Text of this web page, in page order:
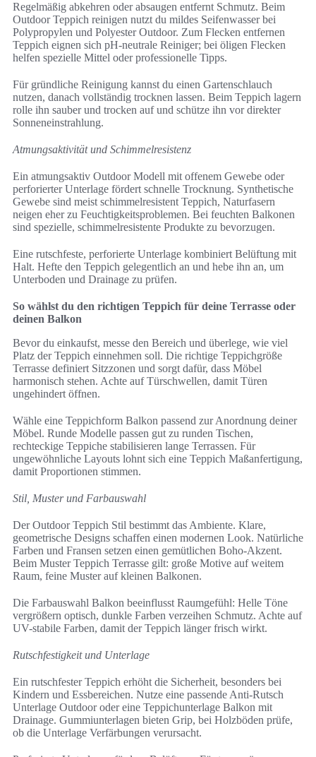
Regelmäßig abkehren oder absaugen entfernt Schmutz. Beim
Outdoor Teppich reinigen nutzt du mildes Seifenwasser bei
Polypropylen und Polyester Outdoor. Zum Flecken entfernen
Teppich eignen sich pH-neutrale Reiniger; bei öligen Flecken
helfen spezielle Mittel oder professionelle Tipps.
Für gründliche Reinigung kannst du einen Gartenschlauch
nutzen, danach vollständig trocknen lassen. Beim Teppich lagern
rolle ihn sauber und trocken auf und schütze ihn vor direkter
Sonneneinstrahlung.
Atmungsaktivität und Schimmelresistenz
Ein atmungsaktiv Outdoor Modell mit offenem Gewebe oder
perforierter Unterlage fördert schnelle Trocknung. Synthetische
Gewebe sind meist schimmelresistent Teppich, Naturfasern
neigen eher zu Feuchtigkeitsproblemen. Bei feuchten Balkonen
sind spezielle, schimmelresistente Produkte zu bevorzugen.
Eine rutschfeste, perforierte Unterlage kombiniert Belüftung mit
Halt. Hefte den Teppich gelegentlich an und hebe ihn an, um
Unterboden und Drainage zu prüfen.
So wählst du den richtigen Teppich für deine Terrasse oder
deinen Balkon
Bevor du einkaufst, messe den Bereich und überlege, wie viel
Platz der Teppich einnehmen soll. Die richtige Teppichgröße
Terrasse definiert Sitzzonen und sorgt dafür, dass Möbel
harmonisch stehen. Achte auf Türschwellen, damit Türen
ungehindert öffnen.
Wähle eine Teppichform Balkon passend zur Anordnung deiner
Möbel. Runde Modelle passen gut zu runden Tischen,
rechteckige Teppiche stabilisieren lange Terrassen. Für
ungewöhnliche Layouts lohnt sich eine Teppich Maßanfertigung,
damit Proportionen stimmen.
Stil, Muster und Farbauswahl
Der Outdoor Teppich Stil bestimmt das Ambiente. Klare,
geometrische Designs schaffen einen modernen Look. Natürliche
Farben und Fransen setzen einen gemütlichen Boho-Akzent.
Beim Muster Teppich Terrasse gilt: große Motive auf weitem
Raum, feine Muster auf kleinen Balkonen.
Die Farbauswahl Balkon beeinflusst Raumgefühl: Helle Töne
vergrößern optisch, dunkle Farben verzeihen Schmutz. Achte auf
UV-stabile Farben, damit der Teppich länger frisch wirkt.
Rutschfestigkeit und Unterlage
Ein rutschfester Teppich erhöht die Sicherheit, besonders bei
Kindern und Essbereichen. Nutze eine passende Anti-Rutsch
Unterlage Outdoor oder eine Teppichunterlage Balkon mit
Drainage. Gummiunterlagen bieten Grip, bei Holzböden prüfe,
ob die Unterlage Verfärbungen verursacht.